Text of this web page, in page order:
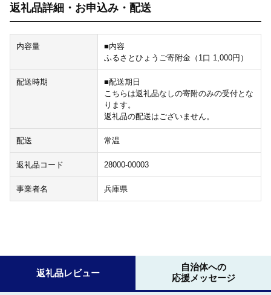
返礼品詳細・お申込み・配送
内容量
■内容
ふるさとひょうご寄附金（1口 1,000円）
配送時期
■配送期日
こちらは返礼品なしの寄附のみの受付とな
ります。
返礼品の配送はございません。
配送 常温
返礼品コード 28000-00003
事業者名 兵庫県
返礼品レビュー
自治体への
応援メッセージ